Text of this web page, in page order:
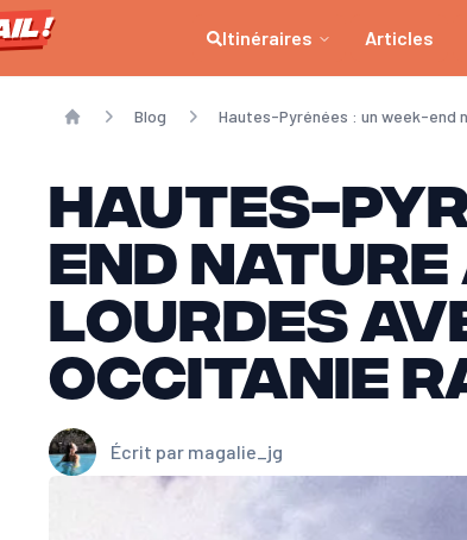
Itinéraires Articles
Blog Hautes-Pyrénées : un week-end
Hautes-
end
Lourdes
Occitanie
Écrit par magalie_jg